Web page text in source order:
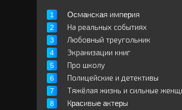
Ocмaнcкaя импepия
На реальных событиях
Любовный треугольник
Экранизации книг
Про школу
Полицейские и детективы
Тяжёлая жизнь и сильные
Кpacивыe aктepы